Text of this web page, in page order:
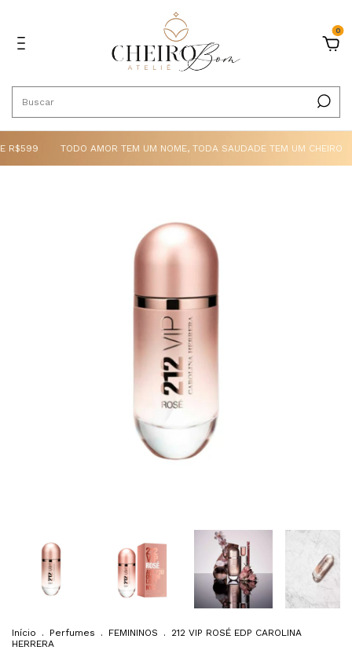
0
R$599 TODO AMOR TEM UM NOME, TODA SAUDADE TEM UM CHEIRO
Início . Perfumes . FEMININOS .
212 VIP ROSÉ EDP CAROLINA
HERRERA